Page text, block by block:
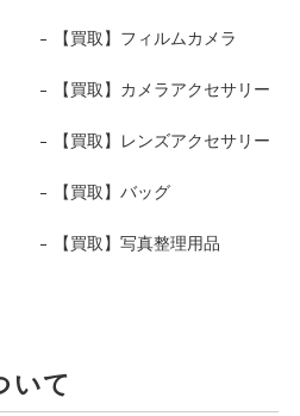
【買取】フィルムカメラ
【買取】カメラアクセサリー
【買取】レンズアクセサリー
【買取】バッグ
【買取】写真整理用品
いて